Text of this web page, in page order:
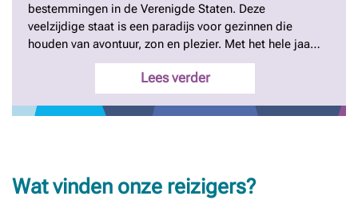
bestemmingen in de Verenigde Staten. Deze
veelzijdige staat is een paradijs voor gezinnen die
houden van avontuur, zon en plezier. Met het hele jaar
door een warm klimaat, eindeloze zandstranden,
wereldberoemde pretparken en een schat aan natuur
en wildlife, biedt Florida voor elke leeftijd iets
bijzonders. Van het ontmoeten van favoriete
allemaal. Mandy bezocht Florida meerdere keren,
vooral in de winter en het voorjaar, en ontdekt elke
Lees verder
Wat vinden onze reizigers?